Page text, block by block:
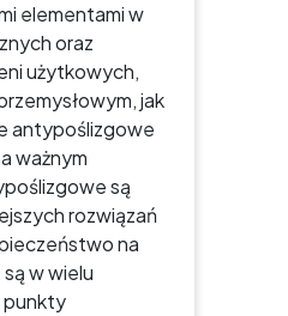
elementami w
oraz
użytkowych,
jak
antypoślizgowe
ważnym
są
rozwiązań
na
w wielu
punkty